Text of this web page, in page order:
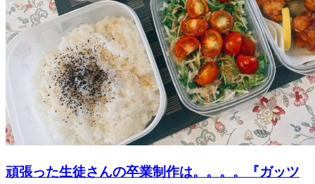
頑張った生徒さんの卒業制作は。。。。『ガッツ